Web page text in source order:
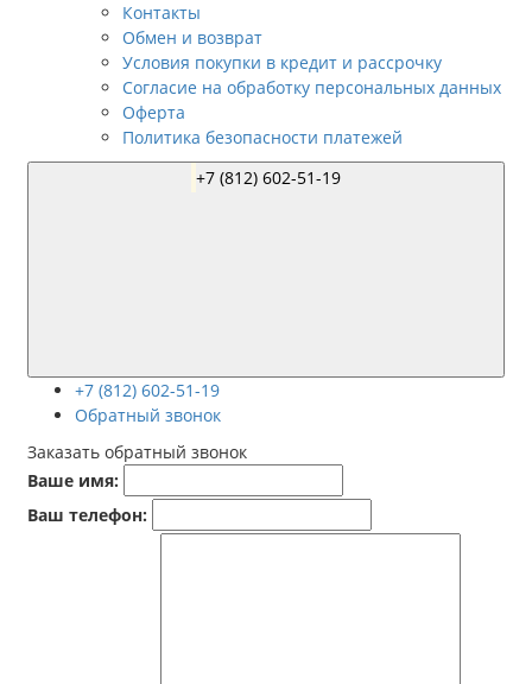
Контакты
Обмен и возврат
Условия покупки в кредит и рассрочку
Согласие на обработку персональных данных
Оферта
Политика безопасности платежей
+7 (812) 602-51-19
Обратный звонок
Заказать обратный звонок
Ваше имя:
Ваш телефон: